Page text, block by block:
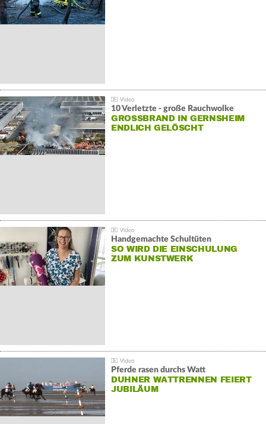
10 Verletzte - große Rauchwolke
GROSSBRAND IN GERNSHEIM E
NDLICH GELÖSCHT
Handgemachte Schultüten
SO WIRD DIE EINSCHULUNG
ZUM KUNSTWERK
Pferde rasen durchs Watt
DUHNER WATTRENNEN FEIERT
JUBILÄUM